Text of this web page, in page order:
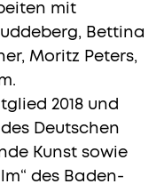
mit
Bettina
Moritz Peters,
2018 und
Deutschen
Kunst sowie
des Baden-